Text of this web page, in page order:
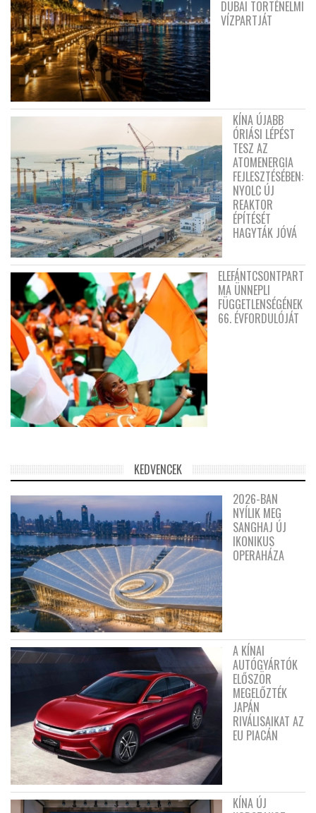
DUBAI TÖRTÉNELMI
VÍZPARTJÁT
KÍNA ÚJABB
ÓRIÁSI LÉPÉST
TESZ AZ
ATOMENERGIA
FEJLESZTÉSÉBEN:
NYOLC ÚJ
REAKTOR
ÉPÍTÉSÉT
HAGYTÁK JÓVÁ
ELEFÁNTCSONTPART
MA ÜNNEPLI
FÜGGETLENSÉGÉNEK
66. ÉVFORDULÓJÁT
KEDVENCEK
2026-BAN
NYÍLIK MEG
SANGHAJ ÚJ
IKONIKUS
OPERAHÁZA
A KÍNAI
AUTÓGYÁRTÓK
ELŐSZÖR
MEGELŐZTÉK
JAPÁN
RIVÁLISAIKAT AZ
EU PIACÁN
KÍNA ÚJ